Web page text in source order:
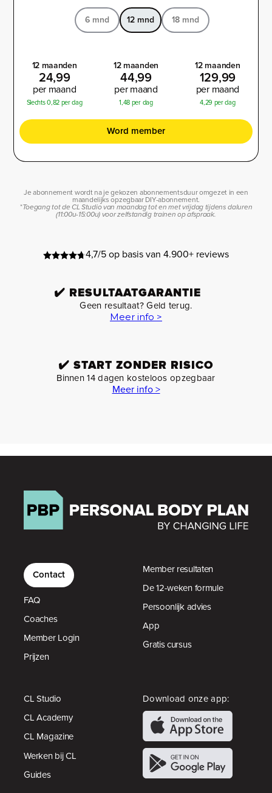
6 mnd 12 mnd 18 mnd
12 maanden
24,99
per maand
Slechts 0,82 per dag
12 maanden
44,99
per maand
1,48 per dag
12 maanden
129,99
per maand
4,29 per dag
Word member
Je abonnement wordt na je gekozen abonnementsduur omgezet in een
maandelijks opzegbaar DIY-abonnement.
*Toegang tot de CL Studio van maandag tot en met vrijdag tijdens daluren
(11:00u-15:00u) voor zelfstandig trainen op afspraak.
4,7/5 op basis van 4.900+ reviews
✔️ RESULTAATGARANTIE
Geen resultaat? Geld terug.
Meer info >
✔️ START ZONDER RISICO
Binnen 14 dagen kosteloos opzegbaar
Meer info >
Contact
FAQ
Coaches
Member Login
Prijzen
Member resultaten
De 12-weken formule
Persoonlijk advies
App
Gratis cursus
CL Studio
CL Academy
CL Magazine
Werken bij CL
Guides
Download onze app: